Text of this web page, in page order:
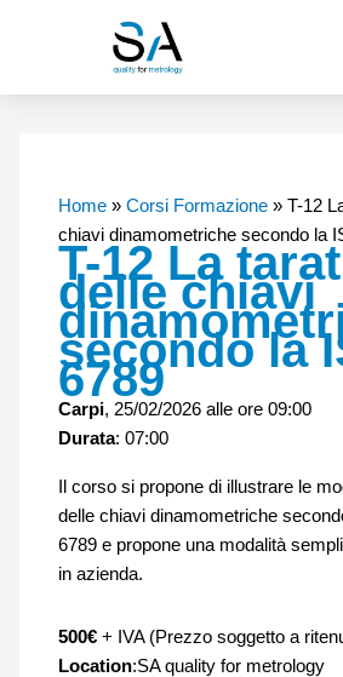
Home» Corsi Formazione» T-12
chiavi dinamometriche secondo la
T-12 La
delle chiavi
secondo la
6789
Carpi, 25/02/2026 alle ore 09:00
Durata: 07:00
Il corso si propone di illustrare le
delle chiavi dinamometriche
6789 e propone una modalità
in azienda.
500€+ IVA (Prezzo soggetto a
Location:SA quality for metrology